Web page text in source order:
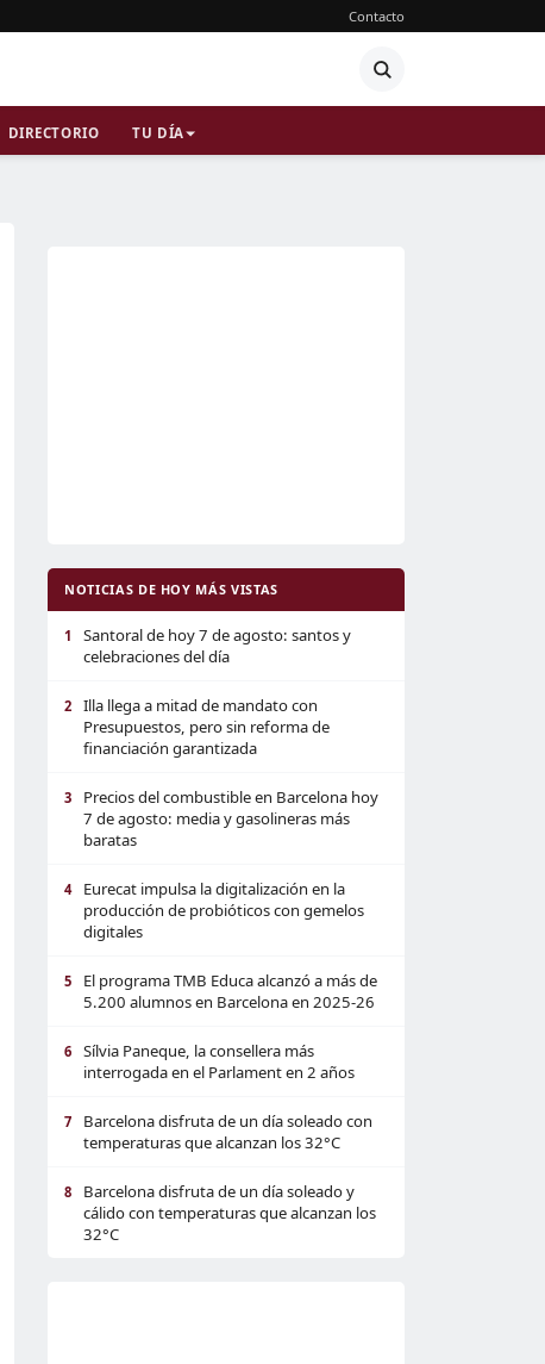
Contacto
DIRECTORIO TU DÍA
NOTICIAS DE HOY MÁS VISTAS
1
Santoral de hoy 7 de agosto: santos y
celebraciones del día
2
Illa llega a mitad de mandato con
Presupuestos, pero sin reforma de
financiación garantizada
3
Precios del combustible en Barcelona hoy
7 de agosto: media y gasolineras más
baratas
4
Eurecat impulsa la digitalización en la
producción de probióticos con gemelos
digitales
5
El programa TMB Educa alcanzó a más de
5.200 alumnos en Barcelona en 2025-26
6
Sílvia Paneque, la consellera más
interrogada en el Parlament en 2 años
7
Barcelona disfruta de un día soleado con
temperaturas que alcanzan los 32°C
8
Barcelona disfruta de un día soleado y
cálido con temperaturas que alcanzan los
32°C